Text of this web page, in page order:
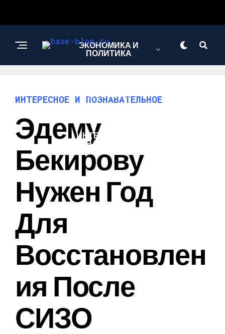
ЭКОНОМИКА И
ПОЛИТИКА
НОВОСТИ
ИНТЕРЕСНОЕ И
ПОЗНАВАТЕЛЬНОЕ
ИНТЕРЕСНОЕ И ПОЗНАВАТЕЛЬНОЕ
Эдему
Бекирову
Нужен Год
Для
Восстановлен
Ия После
СИЗО